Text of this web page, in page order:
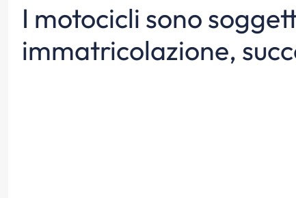
I motocicli sono
immatricolazione,